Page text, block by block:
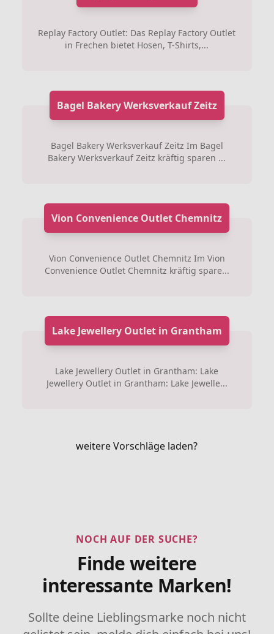
Replay Factory Outlet: Das Replay Factory Outlet
in Frechen bietet Hosen, T-Shirts,...
Bagel Bakery Werksverkauf Zeitz
Bagel Bakery Werksverkauf Zeitz Im Bagel
Bakery Werksverkauf Zeitz kräftig sparen ...
Vion Convenience Outlet Chemnitz
Vion Convenience Outlet Chemnitz Im Vion
Convenience Outlet Chemnitz kräftig spare...
Lake Jewellery Outlet in Grantham
Lake Jewellery Outlet in Grantham: Lake
Jewellery Outlet in Grantham: Lake Jewelle...
weitere Vorschläge laden?
NOCH AUF DER SUCHE?
Finde weitere
interessante Marken!
Sollte deine Lieblingsmarke noch nicht